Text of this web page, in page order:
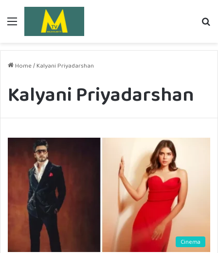
Home/Kalyani Priyadarshan
Kalyani Priyadarshan
Cinema